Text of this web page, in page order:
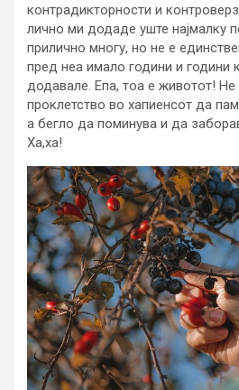
контрадикторности и
лично ми додаде уште најмалку
прилично многу, но не е
пред неа имало години и години
додавале. Епа, тоа е животот!
проклетство во хапиенсот да
а бегло да поминува и да
Ха,ха!